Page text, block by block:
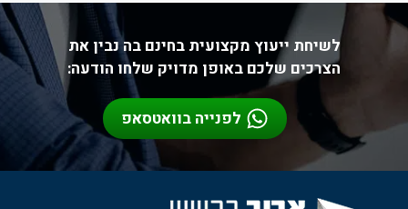
לשיחת ייעוץ מקצועית בחינם בה נבין את
הצרכים שלכם באופן מדויק שלחו הודעה:
לפנייה בוואטסאפ